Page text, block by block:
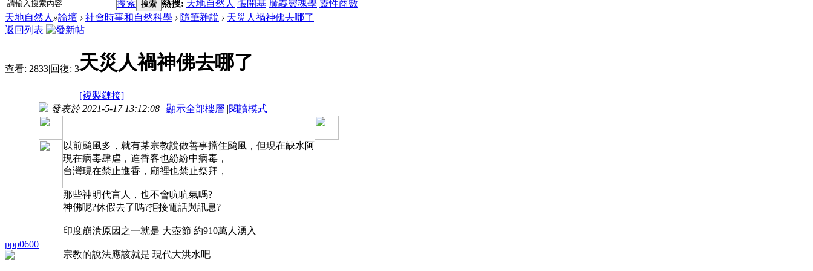
搜索 搜索 熱搜: 天地自然人 張開基 廣義靈魂學 靈性商數
天地自然人 »論壇 › 社會時事和自然科學 › 隨筆雜說 › 天災人禍神佛去哪了
返回列表
查看: 2833|回復: 3天災人禍神佛去哪了
[複製鏈接]
ppp0600
發表於 2021-5-17 13:12:08 | 顯示全部樓層 |閱讀模式
以前颱風多，就有某宗教說做善事擋住颱風，但現在缺水阿
現在病毒肆虐，進香客也紛紛中病毒，
台灣現在禁止進香，廟裡也禁止祭拜，
那些神明代言人，也不會吭吭氣嗎?
神佛呢?休假去了嗎?拒接電話與訊息?
印度崩潰原因之一就是 大壺節 約910萬人湧入
宗教的說法應該就是 現代大洪水吧